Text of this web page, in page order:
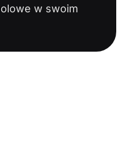
w swoim